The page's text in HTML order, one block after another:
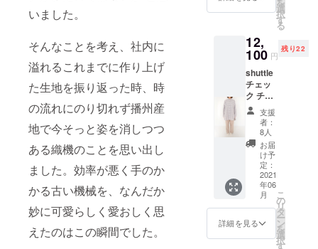
いました。
そんなことを考え、社内に
溢れるこれまでに作り上げ
た生地を振り返った時、時
の流れにのり切れず播州産
地で今そっと姿を消しつつ
ある織機のことを思い出し
ました。 効率が悪く手のか
かる古い機械を、なんだか
妙に可愛らしく愛おしく思
えたのはこの瞬間でした。
位置な
なる場
合がご
ざいま
す。
いただ
きた
キャン
プファ
イヤー
用のみ
に仕上
げた製
品で
す。 オ
リジナ
ル包装
でお届
けしま
で、贈
り物な
ニック
やワン
ピース
との
コー
ディ
ネート
にもお
すすめ
です。
ウエス
トには
太めの
ゴムを
入れる
ことで
腰回り
トンの
無地素
用し
た、程
よくワ
イドな
シル
エット
のユニ
セック
スパン
ツ。
チェッ
ク柄や
ストラ
イプ柄
と共通
色を使
用して
選
択
す
る
12,
100 円
残り22
shuttle
チェッ
ク チュ
ニック
(グレー
ASSTC
001
シャト
ルコッ
トンの
チェッ
ク生地
を使用
した
チュ
支援
者：
8人
お届
け予
定：
2021
年06
月
詳細を見る
こ
の
リ
タ
ー
ン
を
選
択
す